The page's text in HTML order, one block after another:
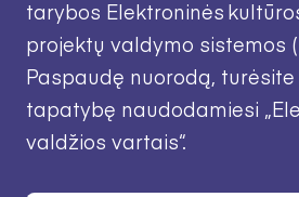
tarybos Elektroninės
projektų valdymo sistemos
Paspaudę nuorodą,
tapatybę naudodamiesi
valdžios vartais“.